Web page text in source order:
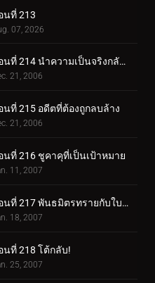
นที่ 213
07, 2026
ตอนที่ 214 นำความเป็นจริงกลับคืนมา
21, 2006
นที่ 215 อดีตที่ต้องถูกลบล้าง
21, 2006
นที่ 216 ชูคาคุที่เป็นเป้าหมาย
11, 2007
ตอนที่ 217 พันธมิตรทรายกับใบไม้ชิโนบิ
18, 2007
นที่ 218 โต้กลับ!
25, 2007